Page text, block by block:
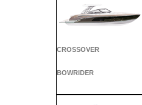
CROSSOVER
BOWRIDER